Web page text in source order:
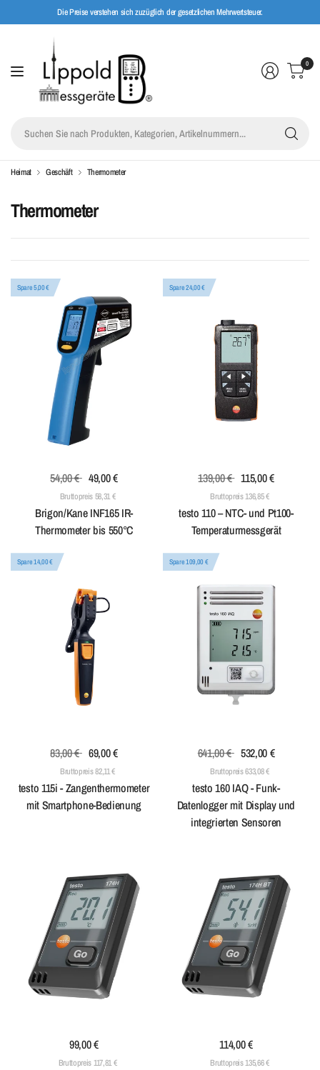
Die Preise verstehen sich zuzüglich der gesetzlichen Mehrwertsteuer.
0
Heimat Geschäft Thermometer
Thermometer
Spare 5,00 €
54,00 € 49,00 €
Bruttopreis 58,31 €
Brigon/Kane INF165 IR-
Thermometer bis 550°C
Spare 24,00 €
139,00 € 115,00 €
Bruttopreis 136,85 €
testo 110 – NTC- und Pt100-
Temperaturmessgerät
Spare 14,00 €
83,00 € 69,00 €
Bruttopreis 82,11 €
testo 115i - Zangenthermometer
mit Smartphone-Bedienung
Spare 109,00 €
641,00 € 532,00 €
Bruttopreis 633,08 €
testo 160 IAQ - Funk-
Datenlogger mit Display und
integrierten Sensoren
99,00 €
Bruttopreis 117,81 €
114,00 €
Bruttopreis 135,66 €